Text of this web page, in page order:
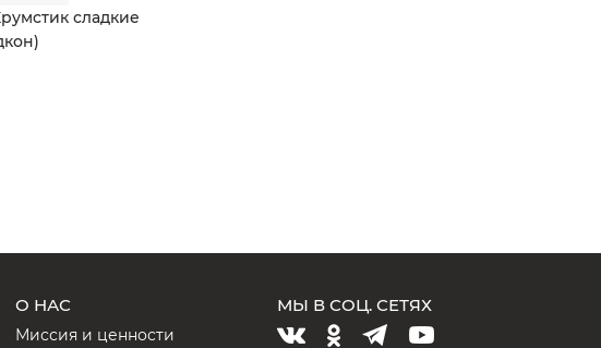
сладкие
О НАС
Миссия и ценности
МЫ В СОЦ. СЕТЯХ